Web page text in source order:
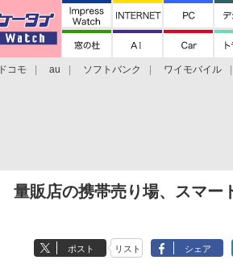
ドコモ au ソフトバンク ワイモバイル
量販店の携帯売り場、スマー
ポスト リスト シェア